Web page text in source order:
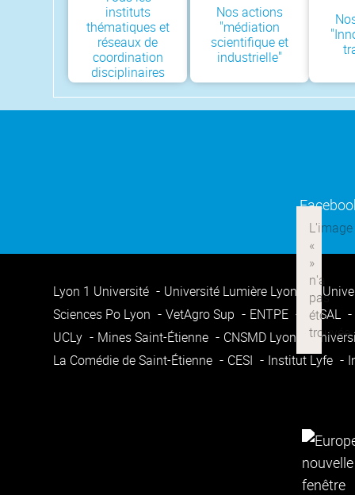
instituts
thématiques et
réseaux de
coordination
disciplinaires
Nos actions
"médiation
scientifique et
industrielle"
Lyon 1 Université Université Lumière Lyon 2
Sciences Po Lyon
VetAgro Sup ENTPE ENSAL
UCLy
Mines Saint-Étienne CNSMD Lyon
La Comédie de Saint-Étienne
CESI Institut Lyfe